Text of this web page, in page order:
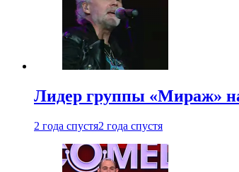
Лидер группы «Мираж»
2 года спустя2 года спустя